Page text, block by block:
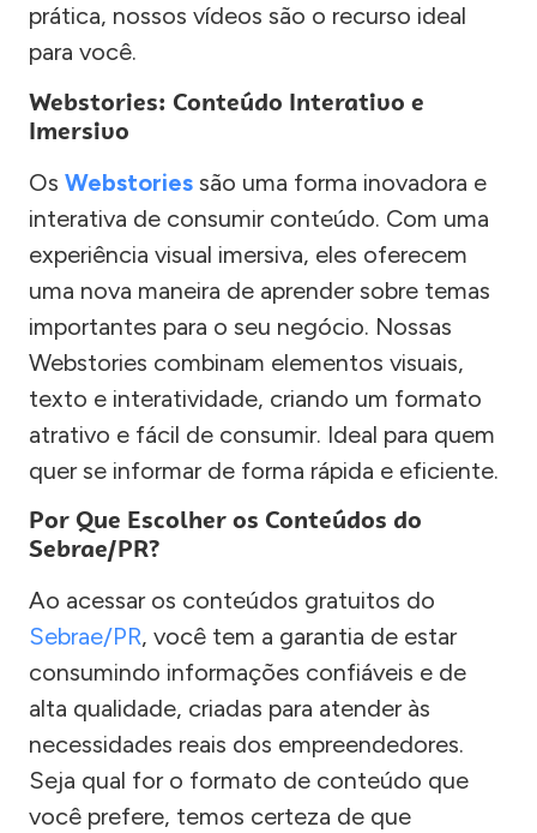
prática, nossos vídeos são o recurso ideal
para você.
Webstories: Conteúdo Interativo e
Imersivo
Os Webstories são uma forma inovadora e
interativa de consumir conteúdo. Com uma
experiência visual imersiva, eles oferecem
uma nova maneira de aprender sobre temas
importantes para o seu negócio. Nossas
Webstories combinam elementos visuais,
texto e interatividade, criando um formato
atrativo e fácil de consumir. Ideal para quem
quer se informar de forma rápida e eficiente.
Por Que Escolher os Conteúdos do
Sebrae/PR?
Ao acessar os conteúdos gratuitos do
Sebrae/PR, você tem a garantia de estar
consumindo informações confiáveis e de
alta qualidade, criadas para atender às
necessidades reais dos empreendedores.
Seja qual for o formato de conteúdo que
você prefere, temos certeza de que